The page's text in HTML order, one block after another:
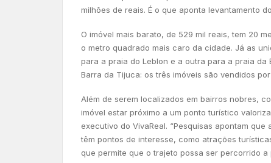
milhões de reais. É o que aponta levantamento
O imóvel mais barato, de 529 mil reais, tem 20
o metro quadrado mais caro da cidade. Já as
para a praia do Leblon e a outra para a praia
Barra da Tijuca: os três imóveis são vendidos
Além de serem localizados em bairros nobres,
imóvel estar próximo a um ponto turístico
executivo do VivaReal. “Pesquisas apontam
têm pontos de interesse, como atrações
que permite que o trajeto possa ser percorrido a